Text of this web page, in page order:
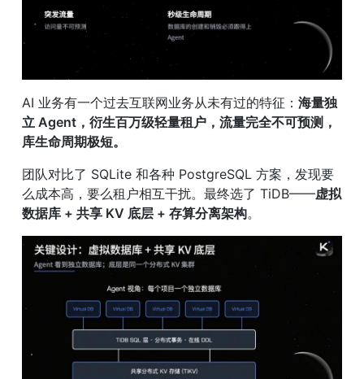
AI 业务有一个过去互联网业务从未有过的特征： 海量独
立 Agent，衍生百万级轻量租户，流量完全不可预测，
库生命周期极短。
团队对比了 SQLite 和各种 PostgreSQL 方案，发现要
么成本高，要么租户相互干扰。最终选了 TiDB——虚拟
数据库 + 共享 KV 底层 + 存算分离架构。